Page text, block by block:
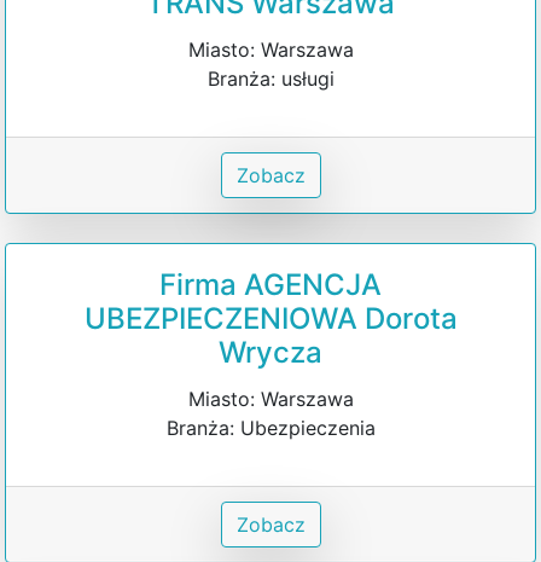
Miasto: Warszawa
Branża: usługi
Zobacz
Firma AGENCJA
UBEZPIECZENIOWA Dorota
Wrycza
Miasto: Warszawa
Branża: Ubezpieczenia
Zobacz